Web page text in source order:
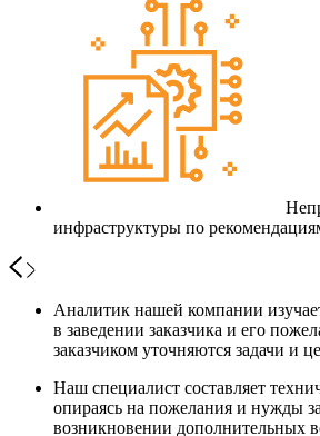
инфраструктуры по
Аналитик нашей компании
в заведении заказчика и его
заказчиком уточняются задачи и
Наш специалист составляет
опираясь на пожелания и нужды
возникновении дополнительных